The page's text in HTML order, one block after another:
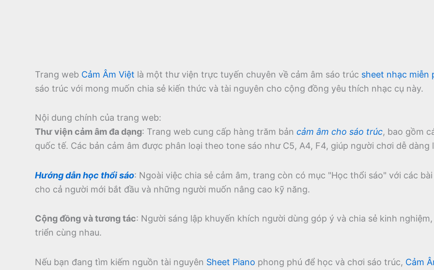
Trang web Cảm Âm Việt là một thư viện trực tuyến chuyên về cảm âm sáo trúc sheet nhạc miễn
sáo trúc với mong muốn chia sẻ kiến thức và tài nguyên cho cộng đồng yêu thích nhạc cụ này.
Nội dung chính của trang web:
Thư viện cảm âm đa dạng: Trang web cung cấp hàng trăm bản cảm âm cho sáo trúc, bao gồm
quốc tế. Các bản cảm âm được phân loại theo tone sáo như C5, A4, F4, giúp người chơi dễ
Hướng dẫn học thổi sáo: Ngoài việc chia sẻ cảm âm, trang còn có mục "Học thổi sáo" với các
cho cả người mới bắt đầu và những người muốn nâng cao kỹ năng.
Cộng đồng và tương tác: Người sáng lập khuyến khích người dùng góp ý và chia sẻ kinh
triển cùng nhau.
Nếu bạn đang tìm kiếm nguồn tài nguyên Sheet Piano phong phú để học và chơi sáo trúc, Cảm